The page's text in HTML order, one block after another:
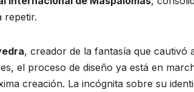
repetir.
, creador de la fantasía que cautivó
el proceso de diseño ya está en
creación. La incógnita sobre su